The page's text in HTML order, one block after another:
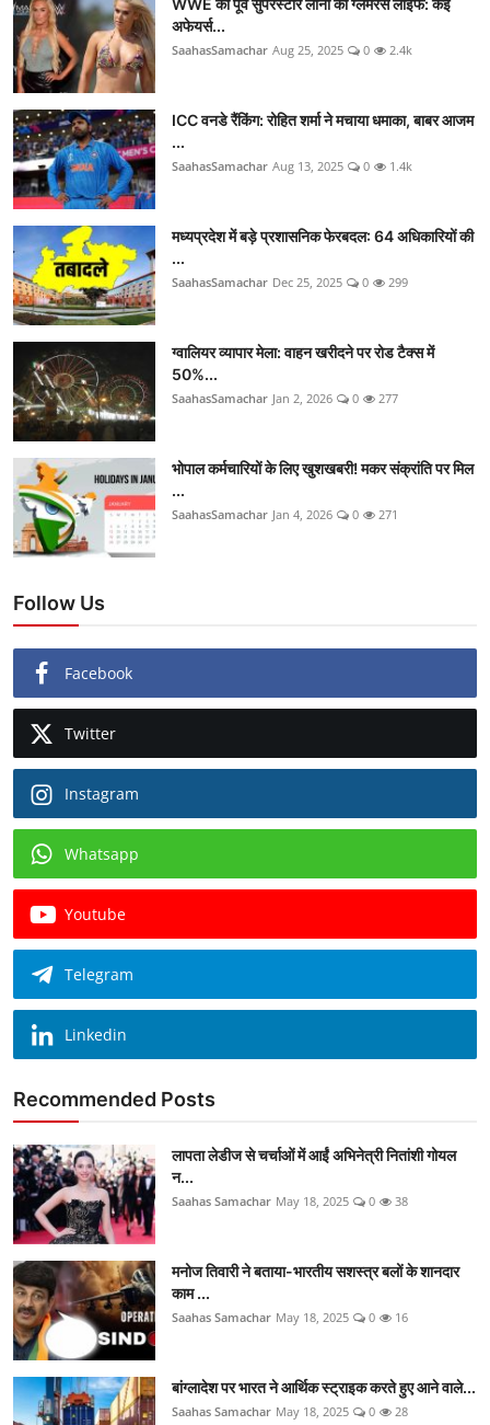
WWE की पूर्व सुपरस्टार लाना की ग्लैमरस लाइफ: कई
अफेयर्स...
SaahasSamachar Aug 25, 2025 0 2.4k
ICC वनडे रैंकिंग: रोहित शर्मा ने मचाया धमाका, बाबर आजम
...
SaahasSamachar Aug 13, 2025 0 1.4k
मध्यप्रदेश में बड़े प्रशासनिक फेरबदल: 64 अधिकारियों की
...
SaahasSamachar Dec 25, 2025 0 299
ग्वालियर व्यापार मेला: वाहन खरीदने पर रोड टैक्स में
50%...
SaahasSamachar Jan 2, 2026 0 277
भोपाल कर्मचारियों के लिए खुशखबरी! मकर संक्रांति पर मिल
...
SaahasSamachar Jan 4, 2026 0 271
Follow Us
Facebook
Twitter
Instagram
Whatsapp
Youtube
Telegram
Linkedin
Recommended Posts
लापता लेडीज से चर्चाओं में आईं अभिनेत्री नितांशी गोयल
न...
Saahas Samachar May 18, 2025 0 38
मनोज तिवारी ने बताया-भारतीय सशस्त्र बलों के शानदार
काम ...
Saahas Samachar May 18, 2025 0 16
बांग्लादेश पर भारत ने आर्थिक स्ट्राइक करते हुए आने वाले...
Saahas Samachar May 18, 2025 0 28